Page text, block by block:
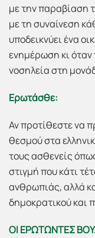
με την παραβίαση
με τη συναίνεση
υποδεικνύει ένα
ενημέρωση κι όταν
νοσηλεία στη
Ερωτάσθε:
Αν προτίθεστε να
θεσμού στα
τους ασθενείς
στιγμή που κάτι
ανθρωπιάς, αλλά
δημοκρατικού και
ΟΙ ΕΡΩΤΩΝΤΕΣ